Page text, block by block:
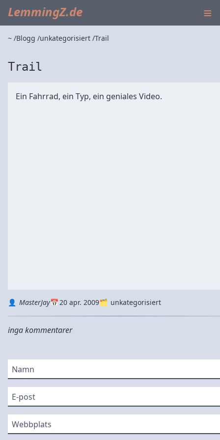
LemmingZ.de ≡
~ Blogg unkategorisiert Trail
Trail
Ein Fahrrad, ein Typ, ein geniales Video.
AutorMasterJay
Datum 20 apr. 2009
Kategorie unkategorisiert
inga kommentarer
Namn
E-post
Webbplats